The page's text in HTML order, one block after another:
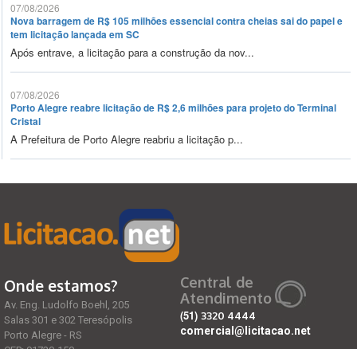
07/08/2026
Nova barragem de R$ 105 milhões essencial contra cheias sai do papel e
tem licitação lançada em SC
Após entrave, a licitação para a construção da nov...
07/08/2026
Porto Alegre reabre licitação de R$ 2,6 milhões para projeto do Terminal
Cristal
A Prefeitura de Porto Alegre reabriu a licitação p...
Onde estamos?
Av. Eng. Ludolfo Boehl, 205
Salas 301 e 302 Teresópolis
Porto Alegre - RS
Central de
Atendimento
(51) 3320 4444
comercial@licitacao.net